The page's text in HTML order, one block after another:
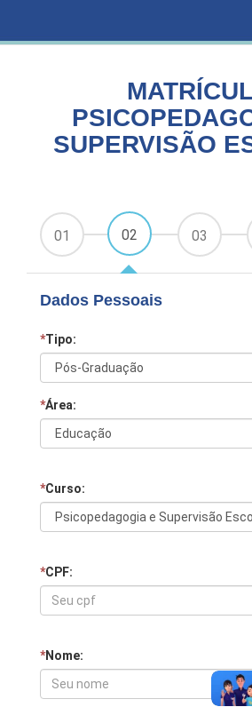
SUPERVISÃO
01 02 03
Dados Pessoais
*Tipo:
*Área:
*Curso:
*CPF:
*Nome: